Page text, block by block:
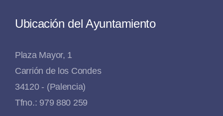
Ubicación del Ayuntamiento
Plaza Mayor, 1
Carrión de los Condes
34120 - (Palencia)
Tfno.: 979 880 259